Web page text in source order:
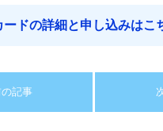
ードの詳細と申し込みはこ
記事